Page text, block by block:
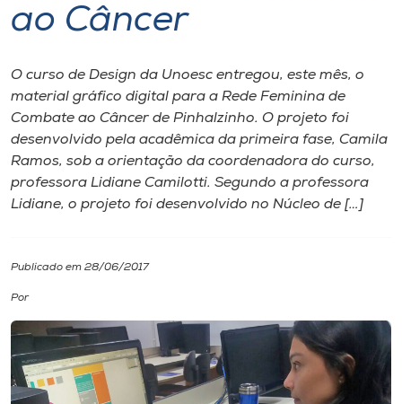
Internacionalização
I.nova
Cultura
CPA
Biblioteca
ao Câncer
O curso de Design da Unoesc entregou, este mês, o
material gráfico digital para a Rede Feminina de
Combate ao Câncer de Pinhalzinho. O projeto foi
desenvolvido pela acadêmica da primeira fase, Camila
Ramos, sob a orientação da coordenadora do curso,
professora Lidiane Camilotti. Segundo a professora
Lidiane, o projeto foi desenvolvido no Núcleo de […]
Publicado em 28/06/2017
Por